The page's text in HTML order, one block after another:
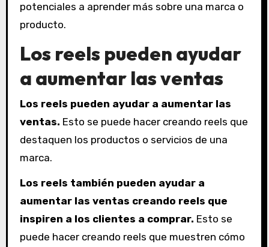
potenciales a aprender más sobre una marca o
producto.
Los reels pueden ayudar
a aumentar las ventas
Los reels pueden ayudar a aumentar las
ventas. Esto se puede hacer creando reels que
destaquen los productos o servicios de una
marca.
Los reels también pueden ayudar a
aumentar las ventas creando reels que
inspiren a los clientes a comprar. Esto se
puede hacer creando reels que muestren cómo